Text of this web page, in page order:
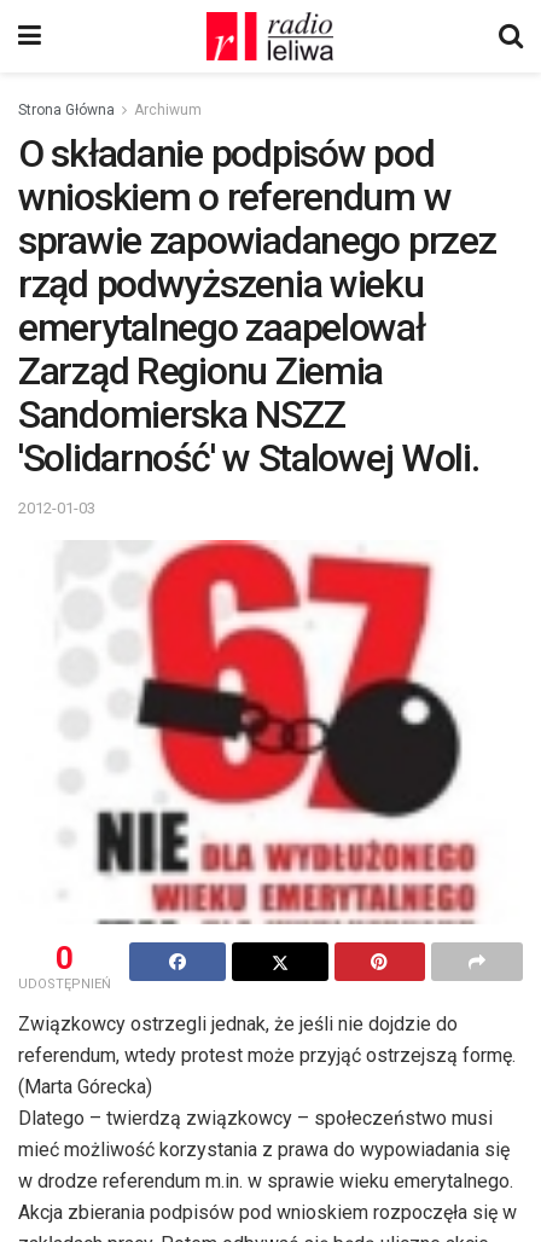
Strona Główna Archiwum
O składanie podpisów pod
wnioskiem o referendum w
sprawie zapowiadanego przez
rząd podwyższenia wieku
emerytalnego zaapelował
Zarząd Regionu Ziemia
Sandomierska NSZZ
'Solidarność' w Stalowej Woli.
2012-01-03
0
UDOSTĘPNIEŃ
Związkowcy ostrzegli jednak, że jeśli nie dojdzie do
referendum, wtedy protest może przyjąć ostrzejszą formę.
(Marta Górecka)
Dlatego – twierdzą związkowcy – społeczeństwo musi
mieć możliwość korzystania z prawa do wypowiadania się
w drodze referendum m.in. w sprawie wieku emerytalnego.
Akcja zbierania podpisów pod wnioskiem rozpoczęła się w